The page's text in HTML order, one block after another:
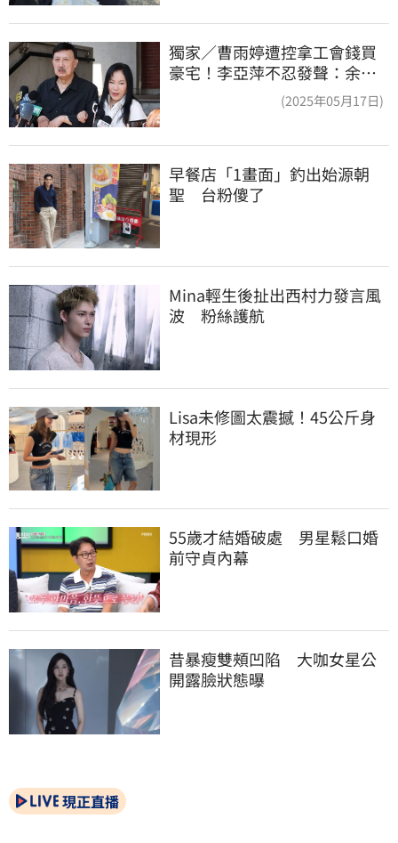
獨家／曹雨婷遭控拿工會錢買
豪宅！李亞萍不忍發聲：余天
(2025年05月17日)
早餐店「1畫面」釣出始源朝
聖　台粉傻了
Mina輕生後扯出西村力發言風
波　粉絲護航
Lisa未修圖太震撼！45公斤身
材現形
55歲才結婚破處　男星鬆口婚
前守貞內幕
昔暴瘦雙頰凹陷　大咖女星公
開露臉狀態曝
現正直播